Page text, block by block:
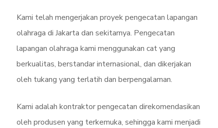
Kami telah mengerjakan proyek pengecatan lapangan
olahraga di Jakarta dan sekitarnya. Pengecatan
lapangan olahraga kami menggunakan cat yang
berkualitas, berstandar internasional, dan dikerjakan
oleh tukang yang terlatih dan berpengalaman.
Kami adalah kontraktor pengecatan direkomendasikan
oleh produsen yang terkemuka, sehingga kami menjadi